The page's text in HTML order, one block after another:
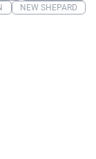
NEW SHEPARD